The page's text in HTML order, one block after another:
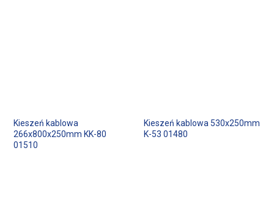
Kieszeń kablowa
266x800x250mm KK-80
01510
Kieszeń kablowa 530x250mm
K-53 01480